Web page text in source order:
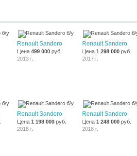
Renault Sandero
Цена 499 000руб.
2013 г.
Renault Sandero
Цена 1 298 000руб.
2017 г.
Renault Sandero
Цена 1 198 000руб.
2018 г.
Renault Sandero
Цена 1 248 000руб.
2018 г.